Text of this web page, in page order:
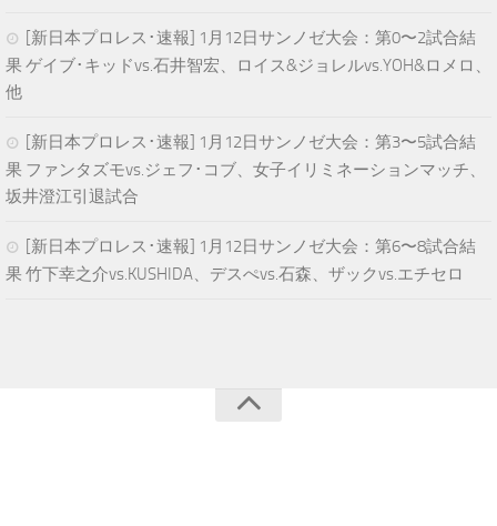
[新日本プロレス･速報] 1月12日サンノゼ大会：第0〜2試合結
果 ゲイブ･キッドvs.石井智宏、ロイス&ジョレルvs.YOH&ロメロ、
他
[新日本プロレス･速報] 1月12日サンノゼ大会：第3〜5試合結
果 ファンタズモvs.ジェフ･コブ、女子イリミネーションマッチ、
坂井澄江引退試合
[新日本プロレス･速報] 1月12日サンノゼ大会：第6〜8試合結
果 竹下幸之介vs.KUSHIDA、デスぺvs.石森、ザックvs.エチセロ